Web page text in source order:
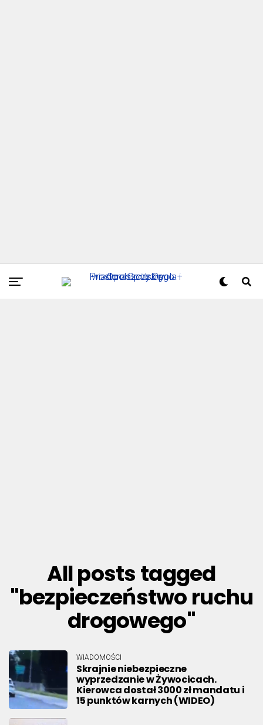
All posts tagged
"bezpieczeństwo ruchu
drogowego"
WIADOMOŚCI
Skrajnie niebezpieczne
wyprzedzanie w Żywocicach.
Kierowca dostał 3000 zł mandatu i
15 punktów karnych (WIDEO)